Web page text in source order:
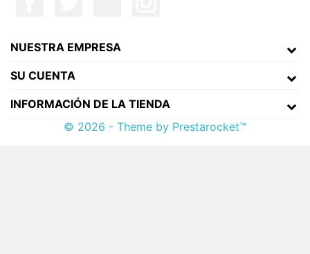
NUESTRA EMPRESA
SU CUENTA
INFORMACIÓN DE LA TIENDA
© 2026 - Theme by Prestarocket™